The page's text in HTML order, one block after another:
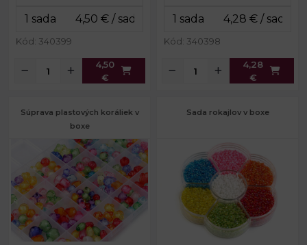
obsahu:
Kód: 340399
4,50
€
Kód: 340398
4,28
€
Súprava plastových koráliek v
boxe
Sada rokajlov v boxe